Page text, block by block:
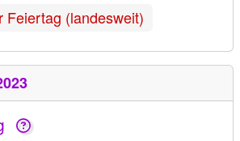
Feiertag (landesweit)